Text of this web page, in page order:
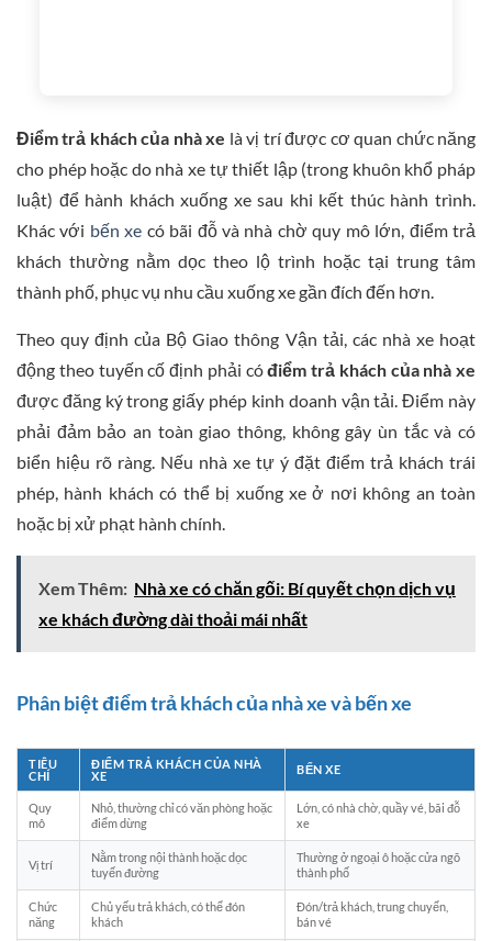
Điểm trả khách của nhà xe là vị trí được cơ quan chức năng
cho phép hoặc do nhà xe tự thiết lập (trong khuôn khổ pháp
luật) để hành khách xuống xe sau khi kết thúc hành trình.
Khác với bến xe có bãi đỗ và nhà chờ quy mô lớn, điểm trả
khách thường nằm dọc theo lộ trình hoặc tại trung tâm
thành phố, phục vụ nhu cầu xuống xe gần đích đến hơn.
Theo quy định của Bộ Giao thông Vận tải, các nhà xe hoạt
động theo tuyến cố định phải cóđiểm trả khách của nhà xe
được đăng ký trong giấy phép kinh doanh vận tải. Điểm này
phải đảm bảo an toàn giao thông, không gây ùn tắc và có
biển hiệu rõ ràng. Nếu nhà xe tự ý đặt điểm trả khách trái
phép, hành khách có thể bị xuống xe ở nơi không an toàn
hoặc bị xử phạt hành chính.
Xem Thêm: Nhà xe có chăn gối: Bí quyết chọn dịch vụ
xe khách đường dài thoải mái nhất
Phân biệt điểm trả khách của nhà xe và bến xe
TIÊU
CHÍ
ĐIỂM TRẢ KHÁCH CỦA NHÀ
XE
BẾN XE
Quy
mô
Nhỏ, thường chỉ có văn phòng hoặc
điểm dừng
Lớn, có nhà chờ, quầy vé, bãi đỗ
xe
Vị trí
Nằm trong nội thành hoặc dọc
tuyến đường
Thường ở ngoại ô hoặc cửa ngõ
thành phố
Chức
năng
Chủ yếu trả khách, có thể đón
khách
Đón/trả khách, trung chuyển,
bán vé